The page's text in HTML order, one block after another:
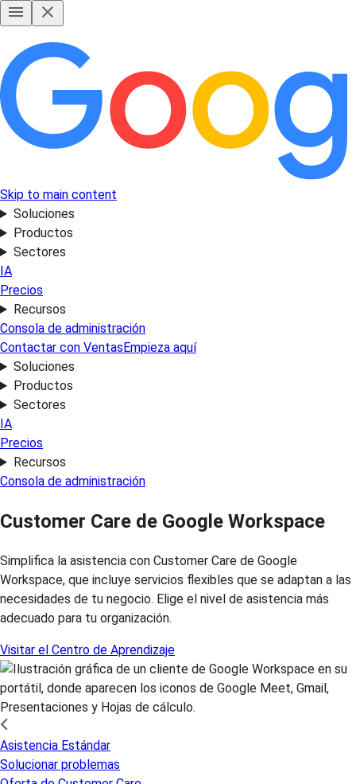
Skip to main content
Soluciones
Productos
Sectores
IA
Precios
Recursos
Consola de administración
Contactar con VentasEmpieza aquí
Soluciones
Productos
Sectores
IA
Precios
Recursos
Consola de administración
Customer Care de Google Workspace
Simplifica la asistencia con Customer Care de Google
Workspace, que incluye servicios flexibles que se adaptan a las
necesidades de tu negocio. Elige el nivel de asistencia más
adecuado para tu organización.
Visitar el Centro de Aprendizaje
Asistencia Estándar
Solucionar problemas